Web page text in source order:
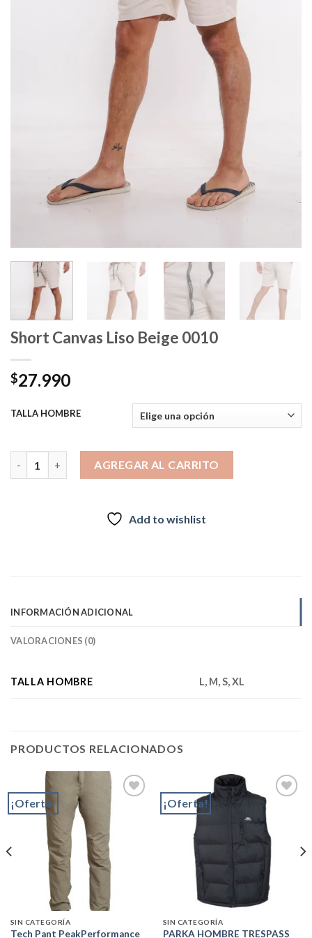
Short Canvas Liso Beige 0010
$27.990
TALLA HOMBRE
AGREGAR AL CARRITO
Add to wishlist
INFORMACIÓN ADICIONAL
VALORACIONES (0)
TALLA HOMBRE L, M, S, XL
PRODUCTOS RELACIONADOS
¡Oferta!
SIN CATEGORÍA
Tech Pant PeakPerformance
¡Oferta!
Add to
wishlist
SIN CATEGORÍA
PARKA HOMBRE TRESPASS